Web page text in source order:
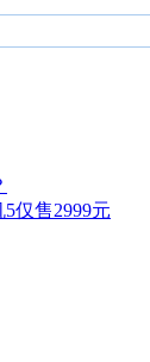
仅售2999元